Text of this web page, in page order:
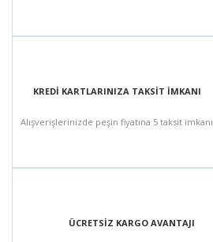
KREDİ KARTLARINIZA TAKSİT İMKANI
Alışverişlerinizde peşin fiyatına 5 taksit imkanı
ÜCRETSİZ KARGO AVANTAJI